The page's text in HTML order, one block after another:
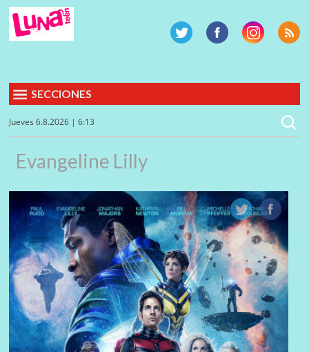
SECCIONES
Jueves 6.8.2026 | 6:13
Evangeline Lilly